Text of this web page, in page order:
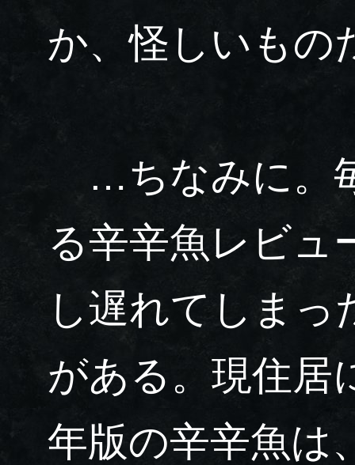
か、怪しいもの
…ちなみに。
る辛辛魚レビュ
し遅れてしまっ
がある。現住居
年版の辛辛魚は